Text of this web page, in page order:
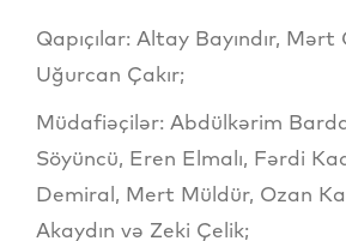
Qapıçılar: Altay Bayındır, Mərt
Uğurcan Çakır;
Müdafiəçilər: Abdülkərim
Söyüncü, Eren Elmalı, Fərdi
Demiral, Mert Müldür, Ozan
Akaydın və Zeki Çelik;